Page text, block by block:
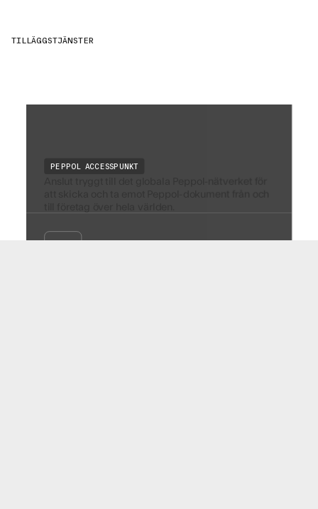
TILLÄGGSTJÄNSTER
PEPPOL ACCESSPUNKT
+